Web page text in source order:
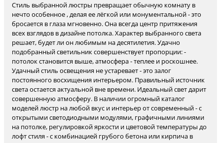
Стиль выбранной люстры превращает обычную комнату в
нечто особенное , делая ее лёгкой или монументальной - это
бросается в глаза мгновенно. Она всегда центр притяжения
всех взглядов в дизайне потолка. Характер выбранного света
решает, будет ли он любимым на десятилетия. Удачно
подобранный светильник совершенствует пропорции: -
потолок становится выше, атмосфера - теплее и роскошнее.
Удачный стиль освещения не устаревает - это залог
постоянного восхищения интерьером. Правильный источник
света остается актуальной вне времени. Идеальный свет дарит
совершенную атмосферу. В наличии огромный каталог
моделей люстр на любой вкус и интерьер от современный - с
открытыми светодиодными модулями, графичными линиями
на потолке, регулировкой яркости и цветовой температуры до
лофт стиля - с комбинацией грубого бетона или кирпича в